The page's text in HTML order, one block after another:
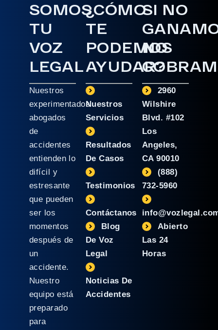
SOMOS
TU
VOZ
LEGAL
Nuestros
experimentados
abogados
de
accidentes
entienden lo
difícil y
estresante
que pueden
ser los
momentos
después de
un
accidente.
Nuestro
equipo está
preparado
para
¿CÓMO
TE
PODEMOS
AYUDAR?
Nuestros
Servicios
Resultados
De Casos
Testimonios
Contáctanos
Blog
De Voz
Legal
Noticias De
Accidentes
SI NO
NO
2960
Wilshire
Blvd. #102
Los
Angeles,
CA 90010
(888)
732-5960
Abierto
Las 24
Horas